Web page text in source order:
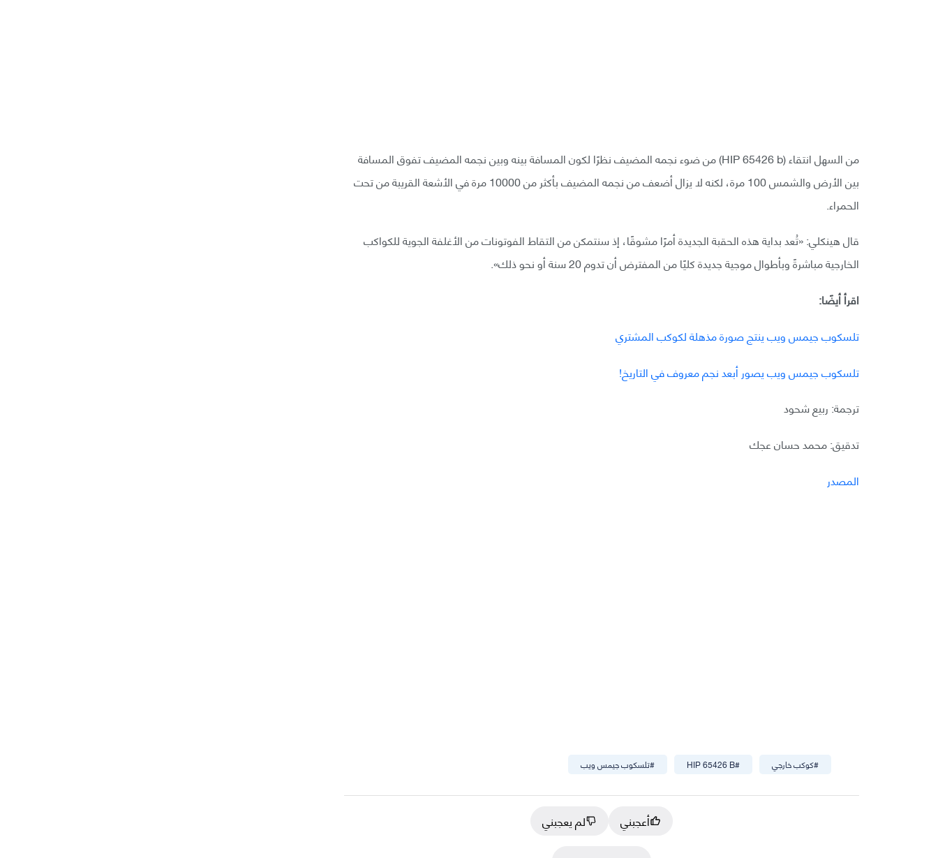
من السهل انتقاء (HIP 65426 b) من ضوء نجمه المضيف نظرًا لكون المسافة بينه وبين نجمه المضيف تفوق المسافة
بين الأرض والشمس 100 مرة، لكنه لا يزال أضعف من نجمه المضيف بأكثر من 10000 مرة في الأشعة القريبة من تحت
الحمراء.
قال هينكلي: «تُعد بداية هذه الحقبة الجديدة أمرًا مشوقًا، إذ سنتمكن من التقاط الفوتونات من الأغلفة الجوية للكواكب
الخارجية مباشرةً وبأطوال موجية جديدة كليًا من المفترض أن تدوم 20 سنة أو نحو ذلك».
اقرأ أيضًا:
تلسكوب جيمس ويب ينتج صورة مذهلة لكوكب المشتري
تلسكوب جيمس ويب يصور أبعد نجم معروف في التاريخ!
ترجمة: ربيع شحود
تدقيق: محمد حسان عجك
المصدر
#تلسكوب جيمس ويب #
HIP 65426 B #كوكب خارجي
أعجبني
لم يعجبني